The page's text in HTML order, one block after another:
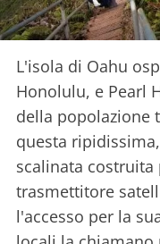
L'isola di Oahu
Honolulu, e Pearl
della popolazione
questa
scalinata
trasmettitore
l'accesso per la